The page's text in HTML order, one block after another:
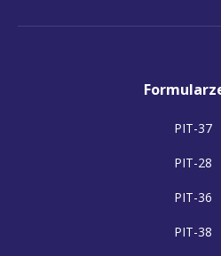
PIT-37
PIT-28
PIT-36
PIT-38